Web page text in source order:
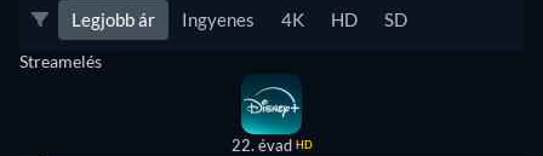
Legjobb ár Ingyenes 4K HD SD
Streamelés
22. évad HD